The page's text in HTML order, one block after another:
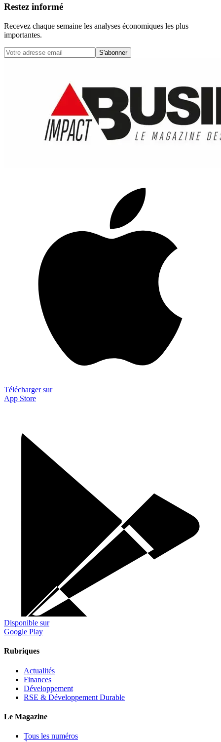
Restez informé
Recevez chaque semaine les analyses économiques les plus
importantes.
S'abonner
Télécharger sur
App Store
Disponible sur
Google Play
Rubriques
Actualités
Finances
Développement
RSE & Développement Durable
Le Magazine
Tous les numéros